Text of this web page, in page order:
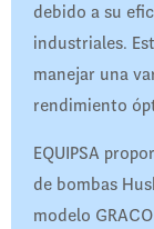
debido a su
industriales.
manejar una
rendimiento
EQUIPSA
de bombas
modelo